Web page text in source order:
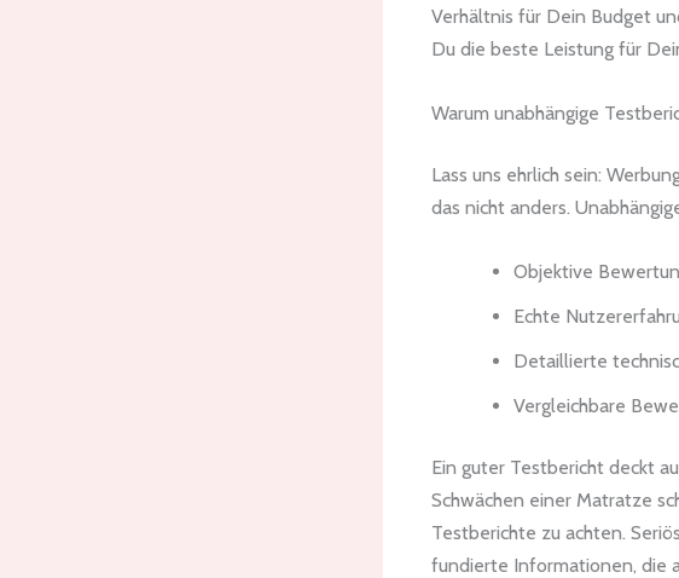
Verhältnis für Dein Budget
Du die beste Leistung für
Warum unabhängige
Lass uns ehrlich sein:
das nicht anders.
Objektive
Echte
Detaillierte
Vergleichbare
Ein guter Testbericht deckt
Schwächen einer Matratze
Testberichte zu achten.
fundierte Informationen, die